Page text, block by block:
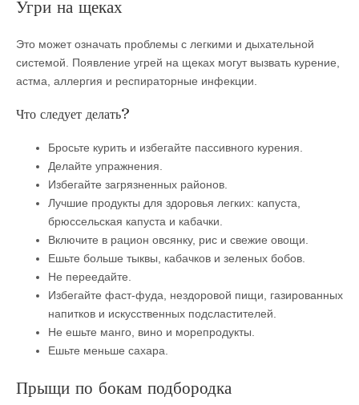
Угри на щеках
Это может означать проблемы с легкими и дыхательной
системой. Появление угрей на щеках могут вызвать курение,
астма, аллергия и респираторные инфекции.
Что следует делать?
Бросьте курить и избегайте пассивного курения.
Делайте упражнения.
Избегайте загрязненных районов.
Лучшие продукты для здоровья легких: капуста,
брюссельская капуста и кабачки.
Включите в рацион овсянку, рис и свежие овощи.
Ешьте больше тыквы, кабачков и зеленых бобов.
Не переедайте.
Избегайте фаст-фуда, нездоровой пищи, газированных
напитков и искусственных подсластителей.
Не ешьте манго, вино и морепродукты.
Ешьте меньше сахара.
Прыщи по бокам подбородка